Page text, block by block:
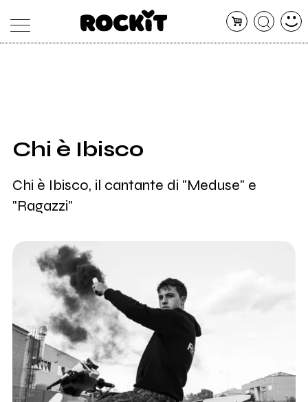
SHOP
Chi è Ibisco
Chi è Ibisco, il cantante di "Meduse" e
"Ragazzi"